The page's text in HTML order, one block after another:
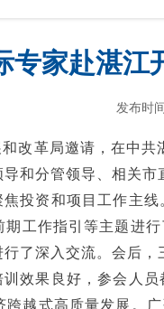
专家赴湛江
发布时
革局邀请，在中共
和分管领导、相关
资和项目工作主线
工作指引等主题进
了深入交流。会后
果良好，参会人员
越式高质量发展。